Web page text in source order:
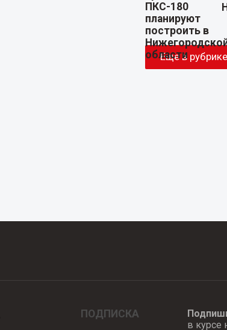
Еще в рубрике
ПОДПИСКА
в курсе